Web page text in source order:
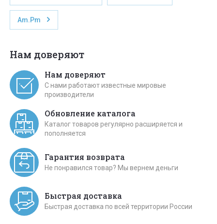
Am.Pm
Нам доверяют
Нам доверяют
С нами работают известные мировые
производители
Обновление каталога
Каталог товаров регулярно расширяется и
пополняется
Гарантия возврата
Не понравился товар? Мы вернем деньги
Быстрая доставка
Быстрая доставка по всей территории России